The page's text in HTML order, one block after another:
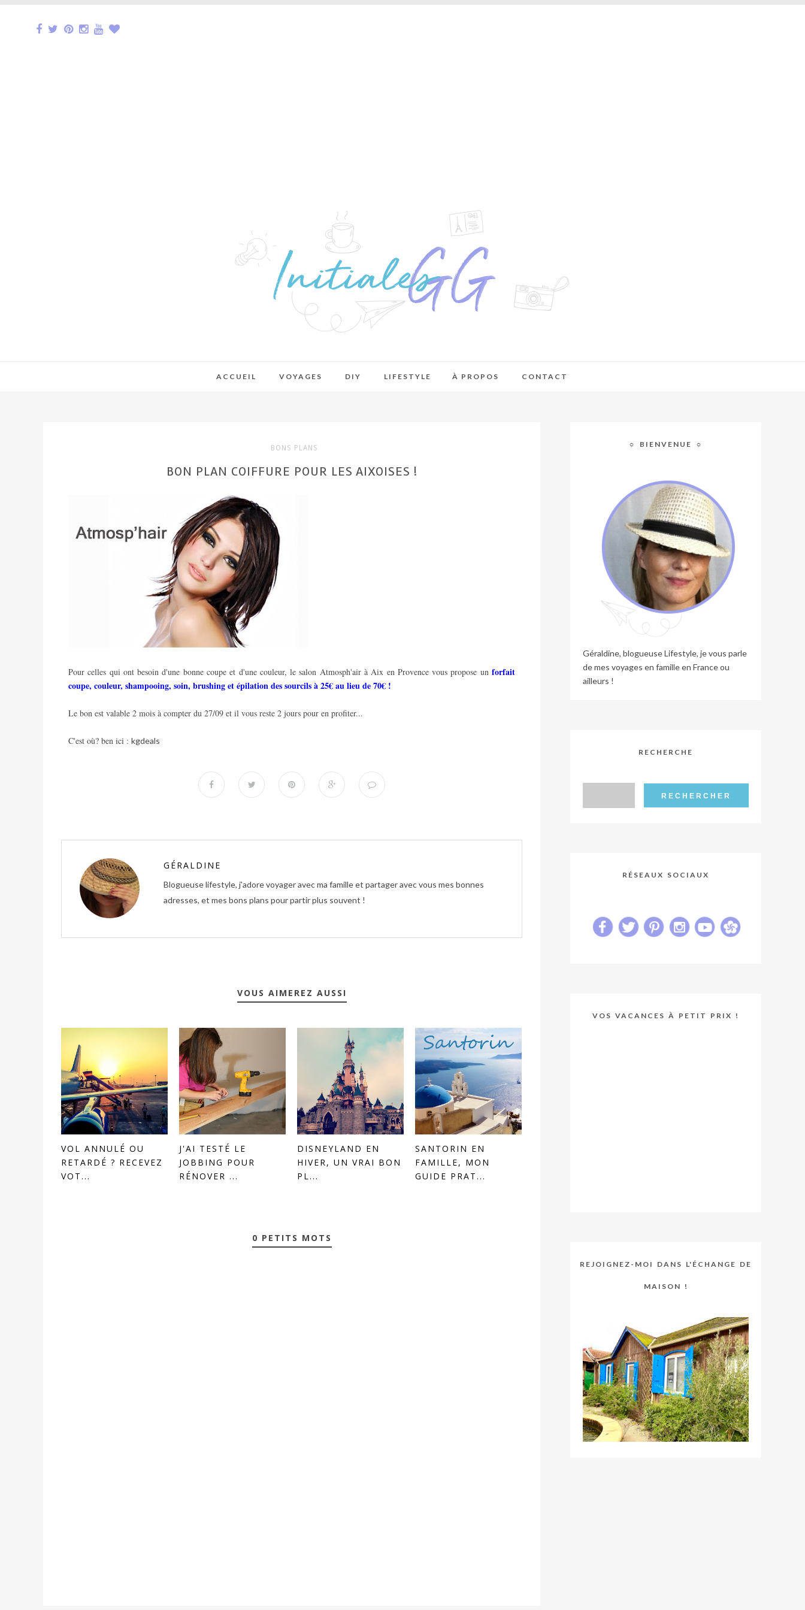
ACCUEIL VOYAGES DIY LIFESTYLE À PROPOS CONTACT
BONS PLANS
BON PLAN COIFFURE POUR LES AIXOISES !
Pour celles qui ont besoin d'une bonne coupe et d'une couleur, le salon Atmosph'air à Aix en Provence vous propose un forfait
coupe, couleur, shampooing, soin, brushing et épilation des sourcils à 25€ au lieu de 70€ !
Le bon est valable 2 mois à compter du 27/09 et il vous reste 2 jours pour en profiter...
C'est où? ben ici : kgdeals
GÉRALDINE
Blogueuse lifestyle, j'adore voyager avec ma famille et partager avec vous mes bonnes
adresses, et mes bons plans pour partir plus souvent !
VOUS AIMEREZ AUSSI
VOL ANNULÉ OU
RETARDÉ ? RECEVEZ
VOT...
J'AI TESTÉ LE
JOBBING POUR
RÉNOVER ...
DISNEYLAND EN
HIVER, UN VRAI BON
PL...
SANTORIN EN
FAMILLE, MON
GUIDE PRAT...
0 PETITS MOTS
☼ BIENVENUE ☼
Géraldine, blogueuse Lifestyle, je vous parle
de mes voyages en famille en France ou
ailleurs !
RECHERCHE
RÉSEAUX SOCIAUX
VOS VACANCES À PETIT PRIX !
REJOIGNEZ-MOI DANS L'ÉCHANGE DE
MAISON !